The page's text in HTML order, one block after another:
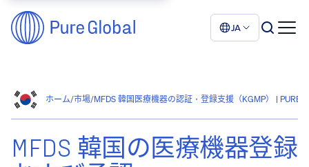
JA
ホーム/市場/MFDS 韓国医療機器の認証・登録支援（KGMP） | PURE
MFDS 韓国の医療機器登録